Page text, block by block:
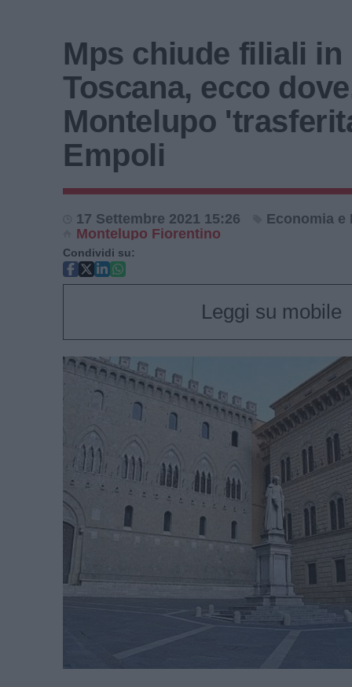
Mps chiude filiali in
Toscana, ecco
Montelupo
Empoli
17 Settembre 2021 15:26
Economia e
Montelupo Fiorentino
Condividi su:
Leggi su mobile